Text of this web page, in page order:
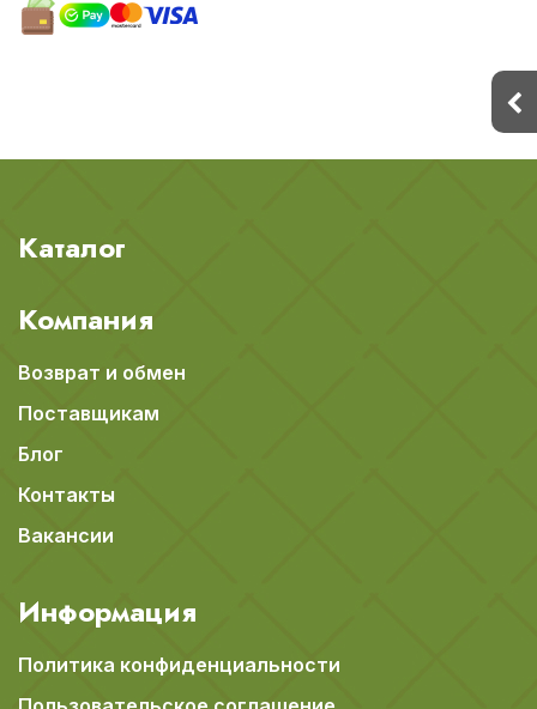
Каталог
Компания
Возврат и обмен
Поставщикам
Блог
Контакты
Вакансии
Информация
Политика конфиденциальности